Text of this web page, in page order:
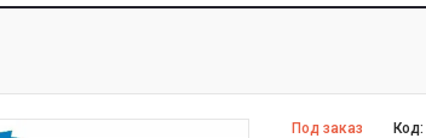
Под заказ